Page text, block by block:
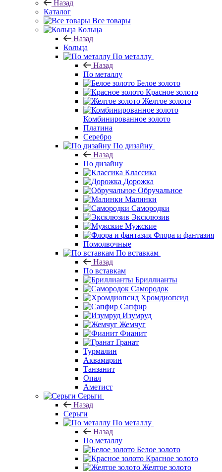
Назад
Каталог
Все товары
Кольца
Назад
Кольца
По металлу
Назад
По металлу
Белое золото
Красное золото
Желтое золото
Комбинированное золото
Платина
Серебро
По дизайну
Назад
По дизайну
Классика
Дорожка
Обручальное
Малинки
Самородки
Эксклюзив
Мужские
Флора и фантазия
Помолвочные
По вставкам
Назад
По вставкам
Бриллианты
Самородок
Хромдиопсид
Сапфир
Изумруд
Жемчуг
Фианит
Гранат
Турмалин
Аквамарин
Танзанит
Опал
Аметист
Серьги
Назад
Серьги
По металлу
Назад
По металлу
Белое золото
Красное золото
Желтое золото